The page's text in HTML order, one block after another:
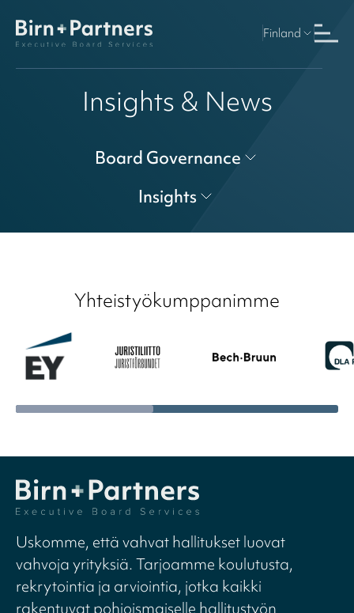
Finland
Insights & News
Board Governance
Insights
Yhteistyökumppanimme
Uskomme, että vahvat hallitukset luovat
vahvoja yrityksiä. Tarjoamme koulutusta,
rekrytointia ja arviointia, jotka kaikki
rakentuvat pohjoismaiselle hallitustyön